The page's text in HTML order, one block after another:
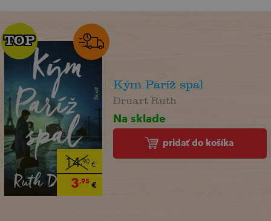
14,90€
3,95€
TOP
TOP
Kým Paríž spal
Druart Ruth
Na sklade
pridať do košíka